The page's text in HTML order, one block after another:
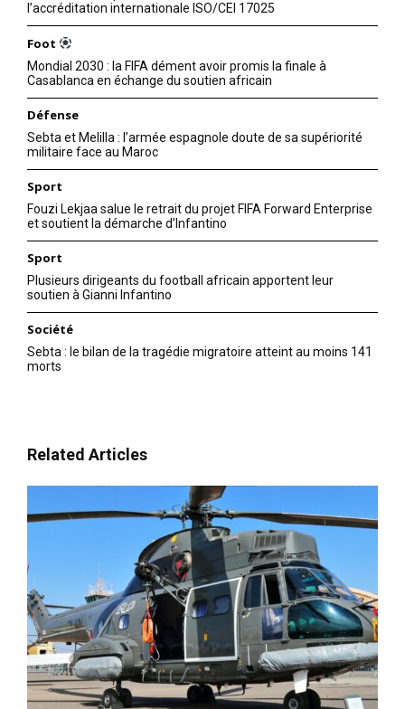
le1.ma
l'intelligence de
S'ABONNER MAINTENANT
Insight Publications
À propos
l’accréditation internationale ISO/CEI 17025
Foot
Mondial 2030 : la FIFA dément avoir promis la finale à
Casablanca en échange du soutien africain
Défense
Sebta et Melilla : l’armée espagnole doute de sa supériorité
militaire face au Maroc
Sport
Fouzi Lekjaa salue le retrait du projet FIFA Forward Enterprise
et soutient la démarche d’Infantino
Sport
Plusieurs dirigeants du football africain apportent leur
soutien à Gianni Infantino
Société
Sebta : le bilan de la tragédie migratoire atteint au moins 141
morts
Related Articles